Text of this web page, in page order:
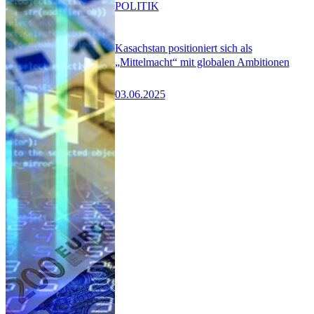
Kasachstan positioniert sich als
„Mittelmacht“ mit globalen Ambitionen
03.06.2025
POLITIK